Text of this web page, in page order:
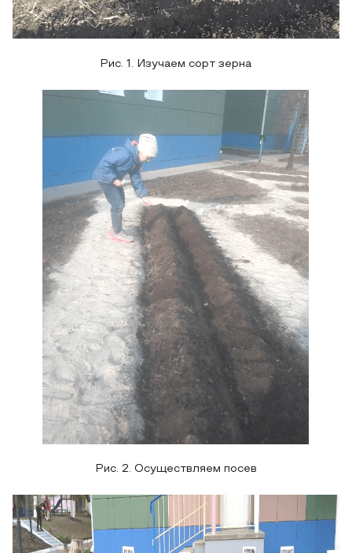
Рис. 1. Изучаем сорт зерна
Рис. 2. Осуществляем посев